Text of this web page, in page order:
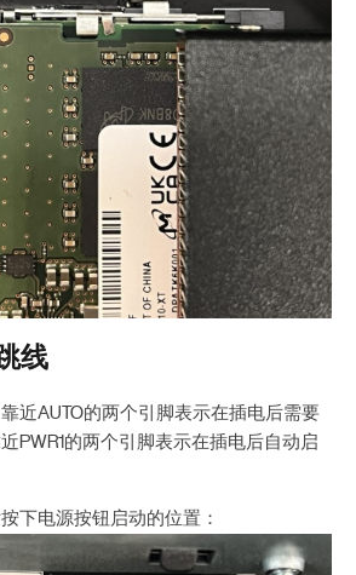
线
近AUTO的两个引脚表示在插电后需要
PWR1的两个引脚表示在插电后自动启
下电源按钮启动的位置：